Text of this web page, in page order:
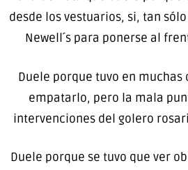
desde los vestuarios, si, tan
Newell´s para ponerse al
Duele porque tuvo en
empatarlo, pero la mala
intervenciones del golero
Duele porque se tuvo que ver